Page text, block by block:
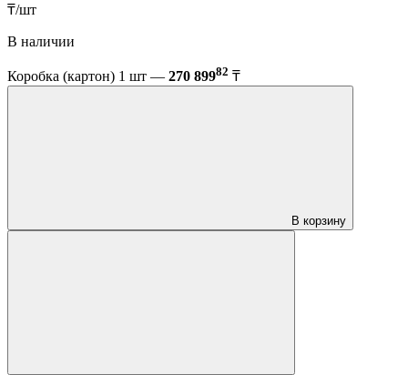
₸/шт
В наличии
Коробка (картон) 1 шт — 270 89982 ₸
В корзину